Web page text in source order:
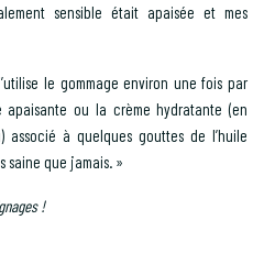
sensible était apaisée et mes
le gommage environ une fois par
apaisante ou la crème hydratante (en
à quelques gouttes de l’huile
saine que jamais. »
!